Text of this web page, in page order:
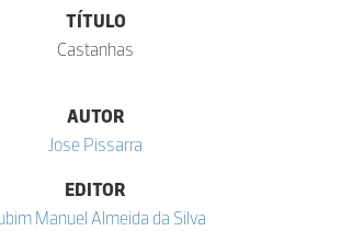
TÍTULO
Castanhas
AUTOR
Jose Pissarra
EDITOR
Manuel Almeida da Silva